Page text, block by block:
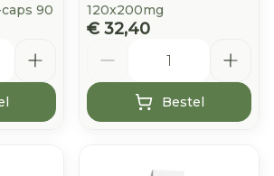
90
120x200mg
€ 32,40
Bestel